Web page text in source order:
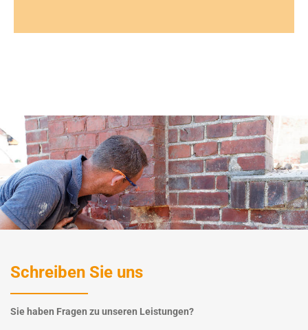
Schreiben Sie uns
Sie haben Fragen zu unseren Leistungen?